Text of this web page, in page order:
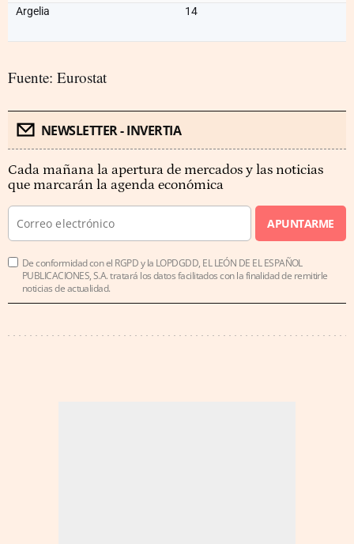
Argelia 14
Fuente: Eurostat
NEWSLETTER - INVERTIA
Cada mañana la apertura de mercados y las noticias
que marcarán la agenda económica
APUNTARME
De conformidad con el RGPD y la LOPDGDD, EL LEÓN DE EL ESPAÑOL
PUBLICACIONES, S.A. tratará los datos facilitados con la finalidad de remitirle
noticias de actualidad.